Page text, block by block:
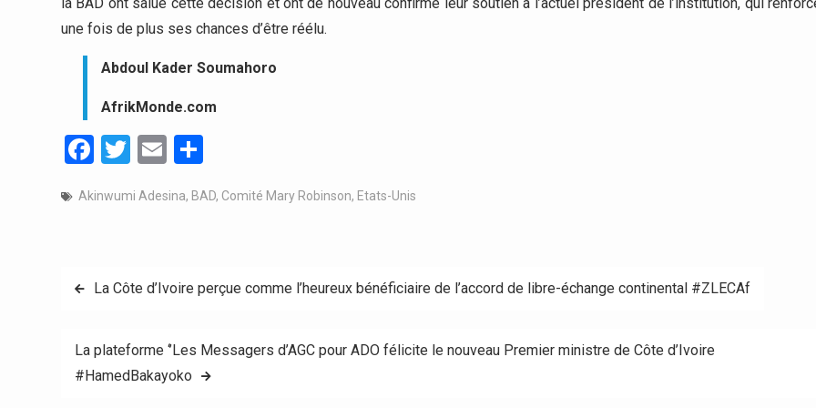
une fois de plus ses chances d’être réélu.
Abdoul Kader Soumahoro
AfrikMonde.com
Facebook
Twitter
Email
Akinwumi Adesina, BAD, Comité Mary Robinson, Etats-Unis
Navigation
l’article
La Côte d’Ivoire perçue comme l’heureux bénéficiaire de l’accord de libre-échange continental #ZLECAf
La plateforme ‘’Les Messagers d’AGC pour ADO félicite le nouveau Premier ministre de Côte d’Ivoire
#HamedBakayoko